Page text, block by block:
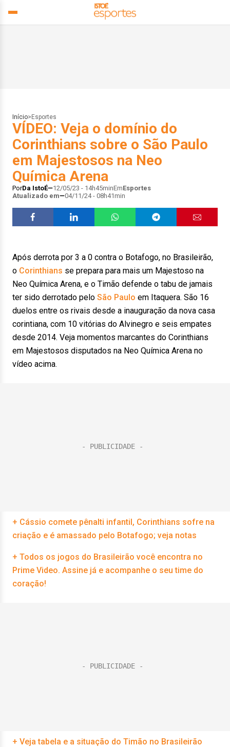
Início> Esportes
VÍDEO: Veja o domínio do
Corinthians sobre o São Paulo
em Majestosos na Neo
Química Arena
PorDa IstoÉ 12/05/23 - 14h45minEmEsportes
Atualizado em
04/11/24 - 08h41min
Após derrota por 3 a 0 contra o Botafogo, no Brasileirão,
o Corinthians se prepara para mais um Majestoso na
Neo Química Arena, e o Timão defende o tabu de jamais
ter sido derrotado pelo São Paulo em Itaquera. São 16
duelos entre os rivais desde a inauguração da nova casa
corintiana, com 10 vitórias do Alvinegro e seis empates
desde 2014. Veja momentos marcantes do Corinthians
em Majestosos disputados na Neo Química Arena no
vídeo acima.
+ Cássio comete pênalti infantil, Corinthians sofre na
criação e é amassado pelo Botafogo; veja notas
+ Todos os jogos do Brasileirão você encontra no
Prime Video. Assine já e acompanhe o seu time do
coração!
+ Veja tabela e a situação do Timão no Brasileirão